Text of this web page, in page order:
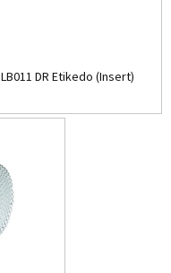
LB011 DR Etikedo (Insert)